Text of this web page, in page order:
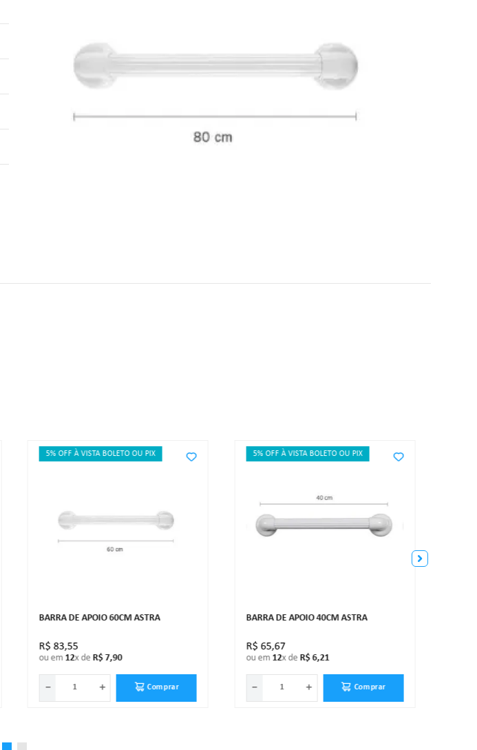
5% OFF À VISTA BOLETO OU PIX
BARRA DE APOIO 60CM ASTRA
R$ 83,55
ou em 12x de R$ 7,90
＋
－ Comprar
5% OFF À VISTA BOLETO OU PIX
BARRA DE APOIO 40CM ASTRA
R$ 65,67
ou em 12x de R$ 6,21
＋
－ Comprar